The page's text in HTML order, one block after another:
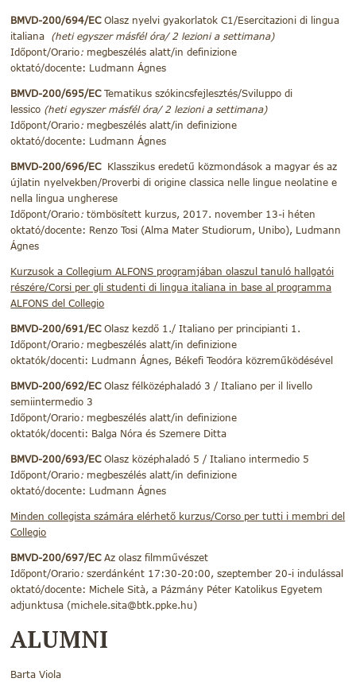
BMVD-200/694/ECOlasz nyelvi gyakorlatok C1/Esercitazioni di lingua
italiana (heti egyszer másfél óra/ 2 lezioni a settimana)
Időpont/Orario: megbeszélés alatt/in definizione
oktató/docente: Ludmann Ágnes
BMVD-200/695/ECTematikus szókincsfejlesztés/Sviluppo di
lessico (heti egyszer másfél óra/ 2 lezioni a settimana)
Időpont/Orario: megbeszélés alatt/in definizione
oktató/docente: Ludmann Ágnes
BMVD-200/696/ECKlasszikus eredetű közmondások a magyar és az
újlatin nyelvekben/Proverbi di origine classica nelle lingue neolatine e
nella lingua ungherese
Időpont/Orario:tömbösített kurzus, 2017. november 13-i héten
oktató/docente: Renzo Tosi (Alma Mater Studiorum, Unibo), Ludmann
Ágnes
Kurzusok a Collegium ALFONS programjában olaszul tanuló hallgatói
részére/Corsi per gli studenti di lingua italiana in base al programma
ALFONS del Collegio
BMVD-200/691/ECOlasz kezdő 1./ Italiano per principianti 1.
Időpont/Orario: megbeszélés alatt/in definizione
oktatók/docenti: Ludmann Ágnes, Békefi Teodóra közreműködésével
BMVD-200/692/ECOlasz félközéphaladó 3 / Italiano per il livello
semiintermedio 3
Időpont/Orario: megbeszélés alatt/in definizione
oktatók/docenti: Balga Nóra és Szemere Ditta
BMVD-200/693/ECOlasz középhaladó 5 / Italiano intermedio 5
Időpont/Orario: megbeszélés alatt/in definizione
oktató/docente: Ludmann Ágnes
Minden collegista számára elérhető kurzus/Corso per tutti i membri del
Collegio
BMVD-200/697/ECAz olasz filmművészet
Időpont/Orario:szerdánként 17:30-20:00, szeptember 20-i indulással
oktató/docente: Michele Sità, a Pázmány Péter Katolikus Egyetem
adjunktusa (michele.sita@btk.ppke.hu)
ALUMNI
Barta Viola